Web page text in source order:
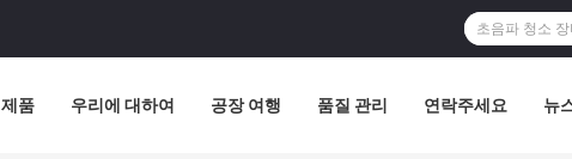
제품 우리에 대하여 공장 여행 품질 관리 연락주세요 뉴